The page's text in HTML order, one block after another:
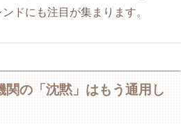
ドにも注目が集まります。
関の「沈黙」はもう通用し